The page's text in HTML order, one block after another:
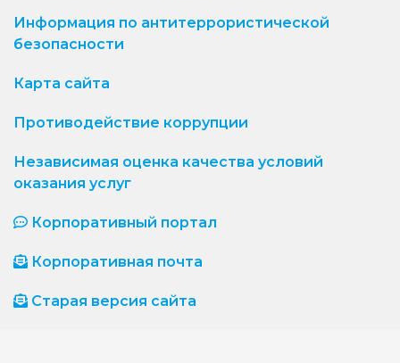
Информация по антитеррористической
безопасности
Карта сайта
Противодействие коррупции
Независимая оценка качества условий
оказания услуг
Корпоративный портал
Корпоративная почта
Старая версия сайта